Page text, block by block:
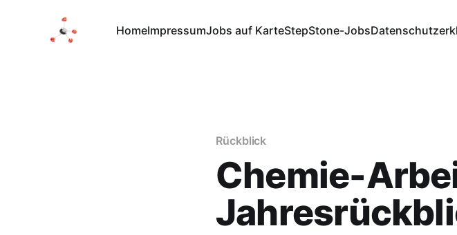
HomeImpressumJobs auf KarteStepStone-Jobs
Rückblick
Chemie-